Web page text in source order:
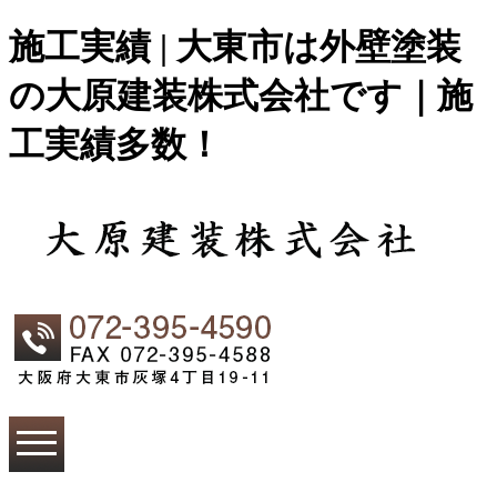
施工実績 | 大東市は外壁塗装
の大原建装株式会社です｜施
工実績多数！